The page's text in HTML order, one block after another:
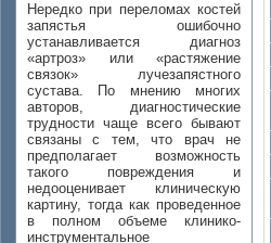
Нередко при переломах костей
запястья ошибочно
устанавливается диагноз
«артроз» или «растяжение
связок» лучезапястного
сустава. По мнению многих
авторов, диагностические
трудности чаще всего бывают
связаны с тем, что врач не
предполагает возможность
такого повреждения и
недооценивает клиническую
картину, тогда как проведенное
в полном объеме клинико-
инструментальное